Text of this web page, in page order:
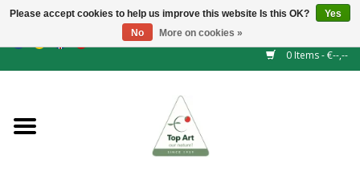
GBP/CHF
0 Items - €--,--
NEW!
Please accept cookies to help us improve this website Is this OK?
Yes
No
More on cookies »